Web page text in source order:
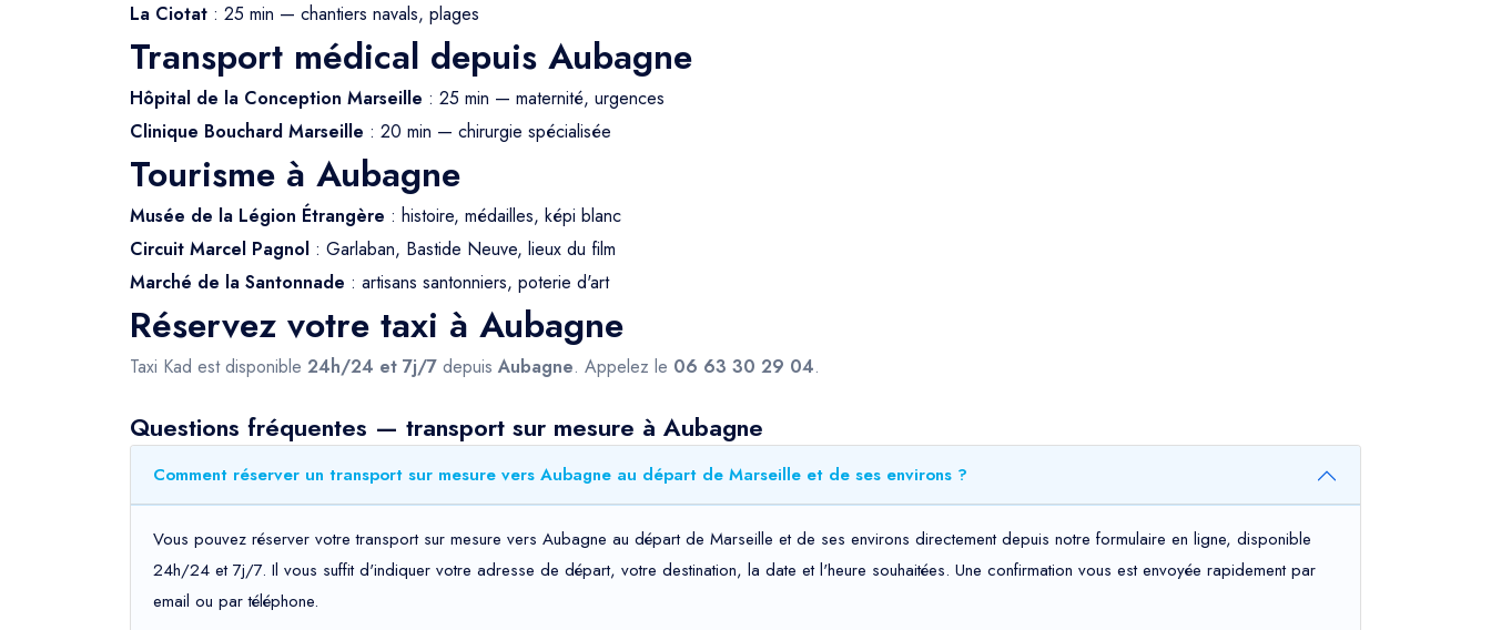
La Ciotat : 25 min — chantiers navals, plages
Transport médical depuis Aubagne
Hôpital de la Conception Marseille : 25 min — maternité, urgences
Clinique Bouchard Marseille : 20 min — chirurgie spécialisée
Tourisme à Aubagne
Musée de la Légion Étrangère : histoire, médailles, képi blanc
Circuit Marcel Pagnol : Garlaban, Bastide Neuve, lieux du film
Marché de la Santonnade : artisans santonniers, poterie d'art
Réservez votre taxi à Aubagne
Taxi Kad est disponible 24h/24 et 7j/7 depuis Aubagne. Appelez le 06 63 30 29 04.
Questions fréquentes — transport sur mesure à Aubagne
Comment réserver un transport sur mesure vers Aubagne au départ de Marseille et de ses environs ?
Vous pouvez réserver votre transport sur mesure vers Aubagne au départ de Marseille et de ses environs directement depuis notre formulaire en ligne, disponible
24h/24 et 7j/7. Il vous suffit d'indiquer votre adresse de départ, votre destination, la date et l'heure souhaitées. Une confirmation vous est envoyée rapidement par
email ou par téléphone.